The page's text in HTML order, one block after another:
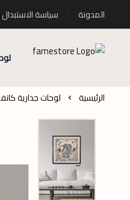
المدونة سياسة الاستبدال
الرئيسية لوحات جدارية